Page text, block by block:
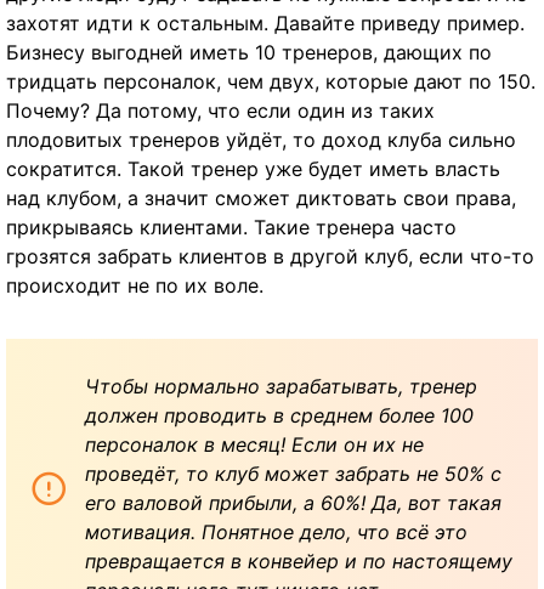
захотят идти к остальным. Давайте приведу пример.
Бизнесу выгодней иметь 10 тренеров, дающих по
тридцать персоналок, чем двух, которые дают по 150.
Почему? Да потому, что если один из таких
плодовитых тренеров уйдёт, то доход клуба сильно
сократится. Такой тренер уже будет иметь власть
над клубом, а значит сможет диктовать свои права,
прикрываясь клиентами. Такие тренера часто
грозятся забрать клиентов в другой клуб, если что-то
происходит не по их воле.
Чтобы нормально зарабатывать, тренер
должен проводить в среднем более 100
персоналок в месяц! Если он их не
проведёт, то клуб может забрать не 50% с
его валовой прибыли, а 60%! Да, вот такая
мотивация. Понятное дело, что всё это
превращается в конвейер и по настоящему